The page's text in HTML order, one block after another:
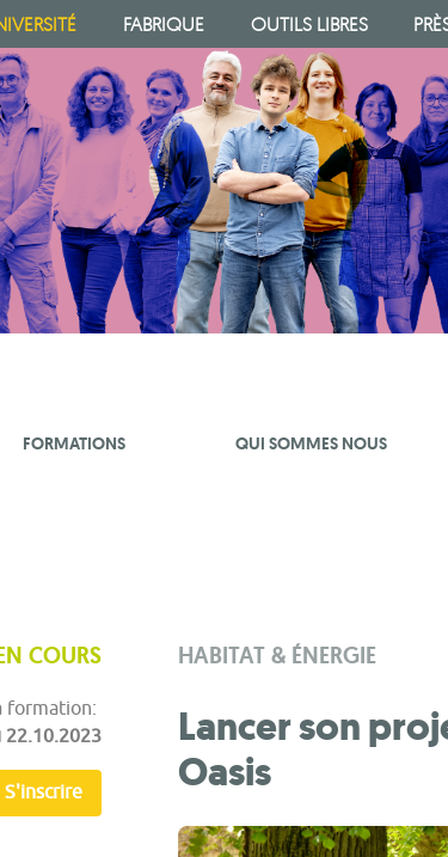
FABRIQUE OUTILS LIBRES
FORMATIONS QUI SOMMES NOUS
COURS
formation:
22.10.2023
S'inscrire
HABITAT & ÉNERGIE
Lancer son
Oasis